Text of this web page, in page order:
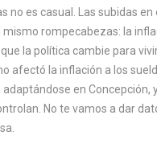
no es casual. Las subidas
mismo rompecabezas: la
la política cambie para
afectó la inflación a los
en
No te vamos a dar